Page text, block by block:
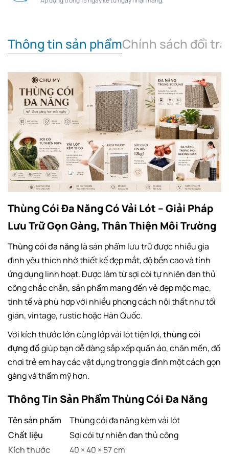
Thông tin sản phẩmChính sách đổi trả
Thùng Cói Đa Năng Có Vải Lót – Giải Pháp
Lưu Trữ Gọn Gàng, Thân Thiện Môi Trường
Thùng cói đa năng là sản phẩm lưu trữ được nhiều gia
đình yêu thích nhờ thiết kế đẹp mắt, độ bền cao và tính
ứng dụng linh hoạt. Được làm từ sợi cói tự nhiên đan thủ
công chắc chắn, sản phẩm mang đến vẻ đẹp mộc mạc,
tinh tế và phù hợp với nhiều phong cách nội thất như tối
giản, vintage, rustic hoặc Hàn Quốc.
Với kích thước lớn cùng lớp vải lót tiện lợi,thùng cói
đựng đồgiúp bạn dễ dàng sắp xếp quần áo, chăn mền, đồ
chơi trẻ em hay các vật dụng trong gia đình một cách gọn
gàng và thẩm mỹ hơn.
Thông Tin Sản Phẩm Thùng Cói Đa Năng
Tên sản phẩm
Thùng cói đa năng kèm vải lót
Chất liệu
Sợi cói tự nhiên đan thủ công
Kích thước
40 × 40 × 57 cm